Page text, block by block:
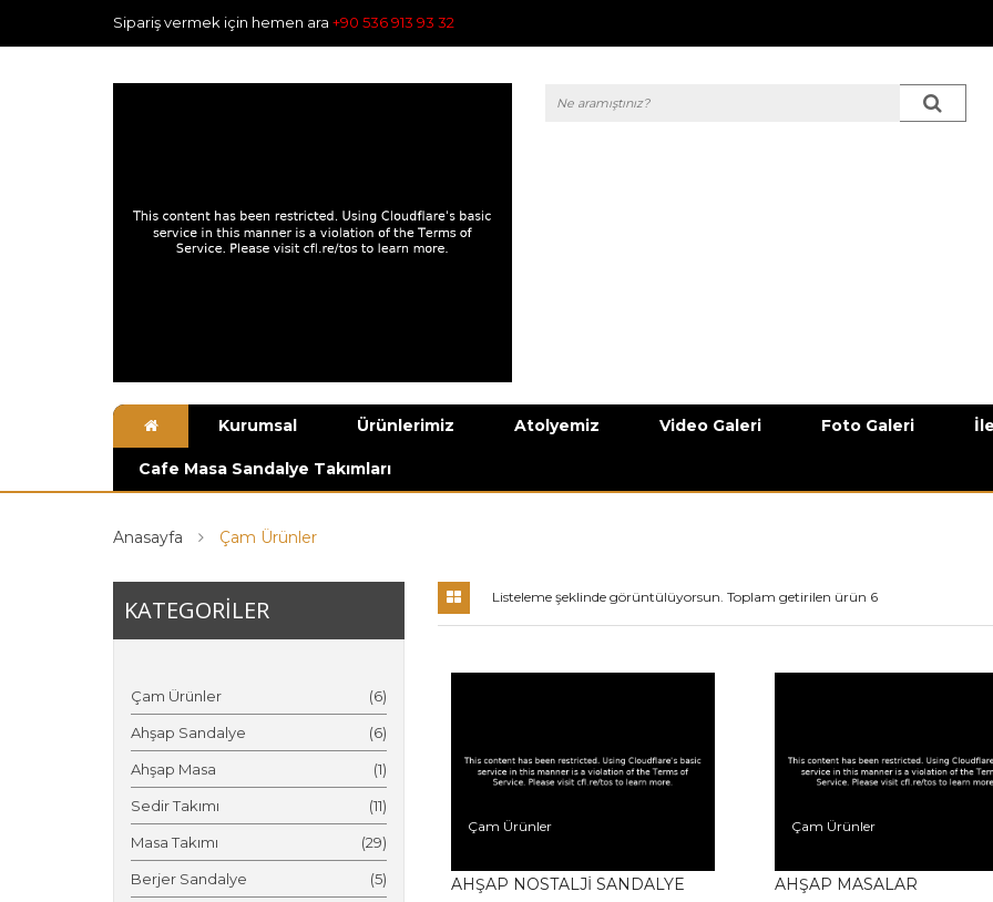
Sipariş vermek için hemen ara +90 536 913 93 32
Kurumsal Ürünlerimiz Atolyemiz Video Galeri Foto Galeri
Cafe Masa Sandalye Takımları
Anasayfa Çam Ürünler
KATEGORİLER
Çam Ürünler (6)
Ahşap Sandalye (6)
Ahşap Masa (1)
Sedir Takımı (11)
Masa Takımı (29)
Berjer Sandalye (5)
Listeleme şeklinde görüntülüyorsun. Toplam getirilen ürün 6
Çam Ürünler
AHŞAP NOSTALJİ SANDALYE
Çam Ürünler
AHŞAP MASALAR